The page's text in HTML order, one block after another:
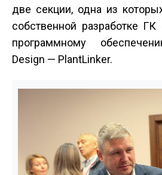
две секции, одна из
собственной разработке ГК
программному
Design — PlantLinker.